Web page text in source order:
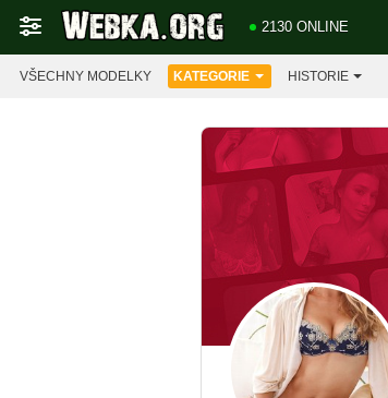
2130 ONLINE
VŠECHNY MODELKY KATEGORIE HISTORIE